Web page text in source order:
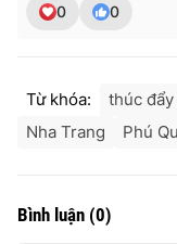
0 0
Từ khóa: thúc
Nha Trang
Phú
Bình luận (0)